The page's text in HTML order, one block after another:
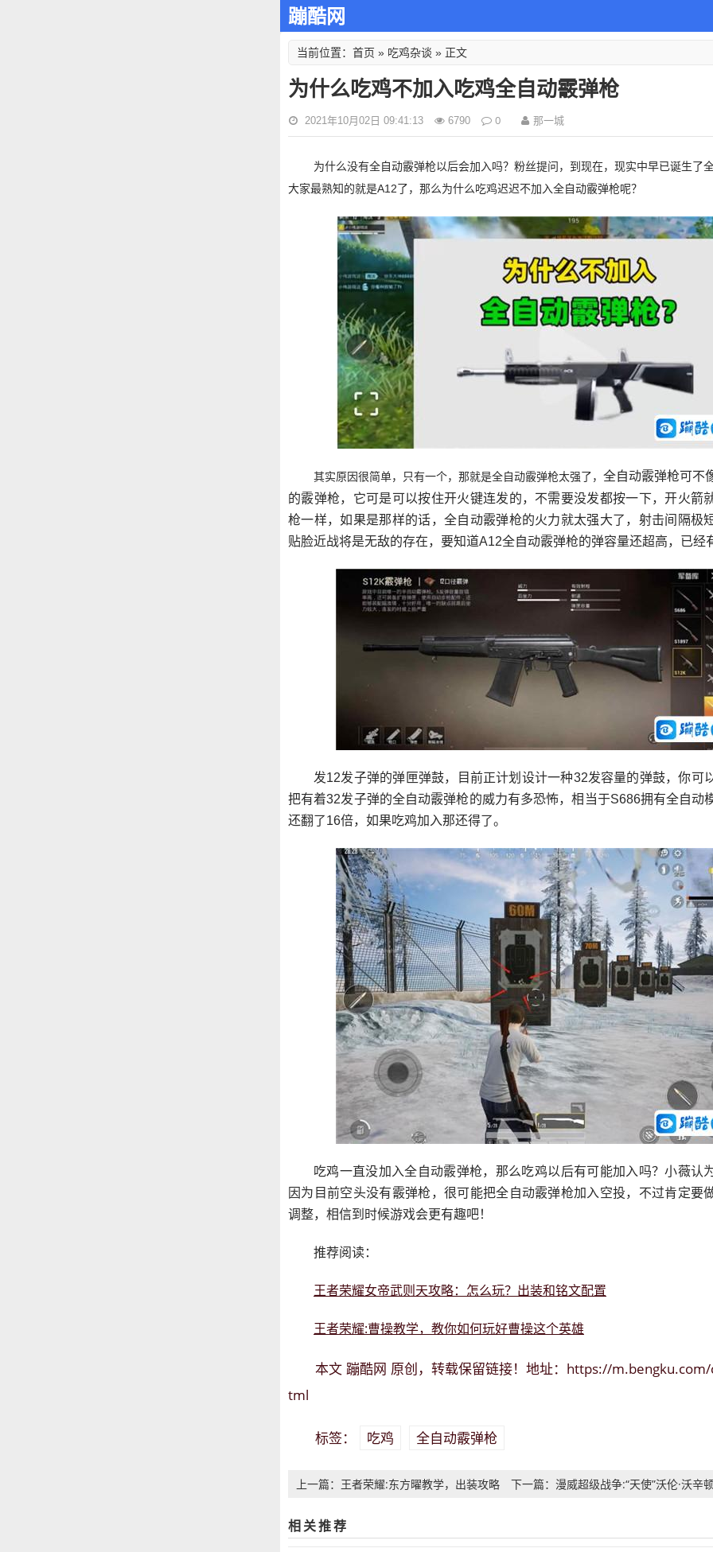
蹦酷网
当前位置： 首页 » 吃鸡杂谈 » 正文
为什么吃鸡不加入吃鸡全自动霰弹枪
2021年10月02日 09:41:13 6790 0 那一城
为什么没有全自动霰弹枪以后会加入吗？粉丝提问，到现在，现实中早已诞生了
大家最熟知的就是A12了，那么为什么吃鸡迟迟不加入全自动霰弹枪呢？
其实原因很简单，只有一个，那就是全自动霰弹枪太强了， 全自动霰弹枪可不
的霰弹枪，它可是可以按住开火键连发的，不需要没发都按一下，开火箭
枪一样，如果是那样的话，全自动霰弹枪的火力就太强大了，射击间隔极
贴脸近战将是无敌的存在，要知道A12全自动霰弹枪的弹容量还超高，已经
发12发子弹的弹匣弹鼓，目前正计划设计一种32发容量的弹鼓，你可
把有着32发子弹的全自动霰弹枪的威力有多恐怖，相当于S686拥有全自动
还翻了16倍，如果吃鸡加入那还得了。
吃鸡一直没加入全自动霰弹枪，那么吃鸡以后有可能加入吗？小薇认
因为目前空头没有霰弹枪，很可能把全自动霰弹枪加入空投，不过肯定要
调整，相信到时候游戏会更有趣吧！
推荐阅读：
王者荣耀女帝武则天攻略：怎么玩？出装和铭文配置
王者荣耀:曹操教学，教你如何玩好曹操这个英雄
本文 蹦酷网 原创，转载保留链接！地址： https://
tml
标签： 吃鸡 全自动霰弹枪
上一篇：王者荣耀:东方曜教学，出装攻略
下一篇：漫威超级战争:“天使”沃伦·沃辛
相关推荐